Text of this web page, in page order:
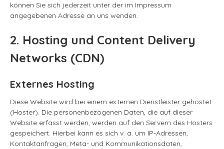
können Sie sich jederzeit unter der im Impressum
angegebenen Adresse an uns wenden.
2. Hosting und Content Delivery
Networks (CDN)
Externes Hosting
Diese Website wird bei einem externen Dienstleister gehostet
(Hoster). Die personenbezogenen Daten, die auf dieser
Website erfasst werden, werden auf den Servern des Hosters
gespeichert. Hierbei kann es sich v. a. um IP-Adressen,
Kontaktanfragen, Meta- und Kommunikationsdaten,